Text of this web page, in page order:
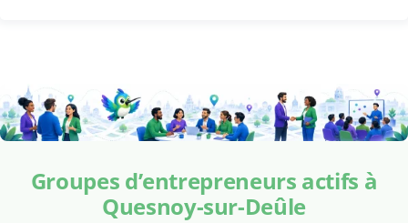
Groupes d’entrepreneurs actifs à
Quesnoy-sur-Deûle